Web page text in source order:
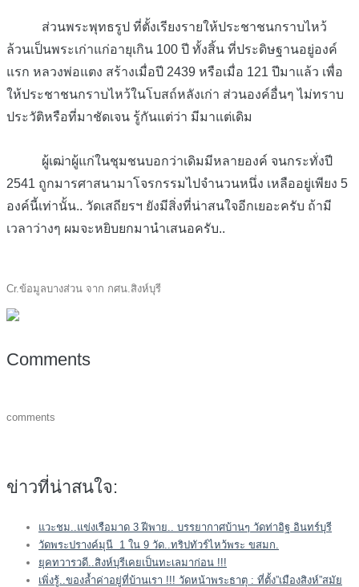
ส่วนพระพุทธรูป ที่ตั้งเรียงรายให้ประชาชนกราบไหว้
ล้วนเป็นพระเก่าแก่อายุเกิน 100 ปี ทั้งสิ้น ที่ประดิษฐานอยู่องค์
แรก หลวงพ่อแตง สร้างเมื่อปี 2439 หรือเมื่อ 121 ปีมาแล้ว เพื่อ
ให้ประชาชนกราบไหว้ในโบสถ์หลังเก่า ส่วนองค์อื่นๆ ไม่ทราบ
ประวัติหรือที่มาชัดเจน รู้กันแต่ว่า มีมาแต่เดิม
ผู้เฒ่าผู้แก่ในชุมชนบอกว่าเดิมมีหลายองค์ จนกระทั่งปี
2541 ถูกมารศาสนามาโจรกรรมไปจำนวนหนึ่ง เหลืออยู่เพียง 5
องค์นี้เท่านั้น.. วัดเสถียรฯ ยังมีสิ่งที่น่าสนใจอีกเยอะครับ ถ้ามี
เวลาว่างๆ ผมจะหยิบยกมานำเสนอครับ..
Cr.ข้อมูลบางส่วน จาก กศน.สิงห์บุรี
Comments
comments
ข่าวที่น่าสนใจ:
แวะชม..แข่งเรือมาด 3 ฝีพาย.. บรรยากาศบ้านๆ วัดท่าอิฐ อินทร์บุรี
วัดพระปรางค์มุนี 1 ใน 9 วัด..ทริปทัวร์ไหว้พระ ขสมก.
ยุคทวารวดี..สิงห์บุรีเคยเป็นทะเลมาก่อน !!!
เพิ่งรู้..ของล้ำค่าอยู่ที่บ้านเรา !!! วัดหน้าพระธาตุ : ที่ตั้ง”เมืองสิงห์”สมัย